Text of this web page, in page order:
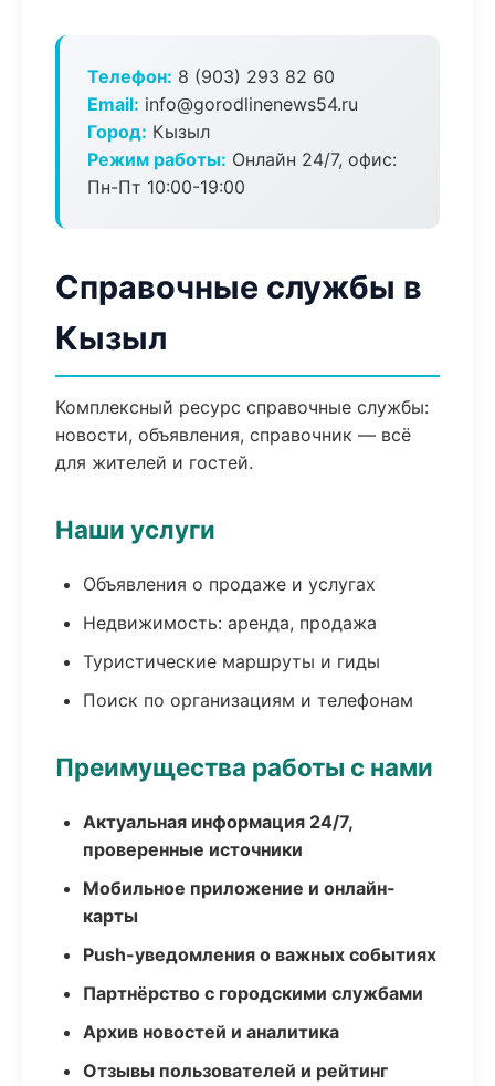
Телефон: 8 (903) 293 82 60
Email: info@gorodlinenews54.ru
Город: Кызыл
Режим работы: Онлайн 24/7, офис:
Пн-Пт 10:00-19:00
Справочные службы в
Кызыл
Комплексный ресурс справочные службы:
новости, объявления, справочник — всё
для жителей и гостей.
Наши услуги
Объявления о продаже и услугах
Недвижимость: аренда, продажа
Туристические маршруты и гиды
Поиск по организациям и телефонам
Преимущества работы с нами
Актуальная информация 24/7,
проверенные источники
Мобильное приложение и онлайн-
карты
Push-уведомления о важных событиях
Партнёрство с городскими службами
Архив новостей и аналитика
Отзывы пользователей и рейтинг